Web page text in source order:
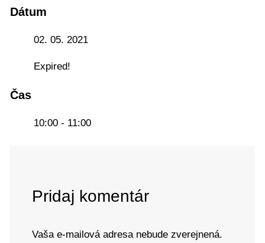
Dátum
02. 05. 2021
Expired!
Čas
10:00 - 11:00
Pridaj komentár
Vaša e-mailová adresa nebude zverejnená.